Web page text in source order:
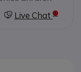
Live Chat